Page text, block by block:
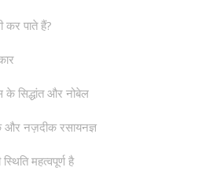
कर पाते हैं?
के सिद्धांत और नोबेल
नज़दीक रसायनज्ञ
महत्वपूर्ण है